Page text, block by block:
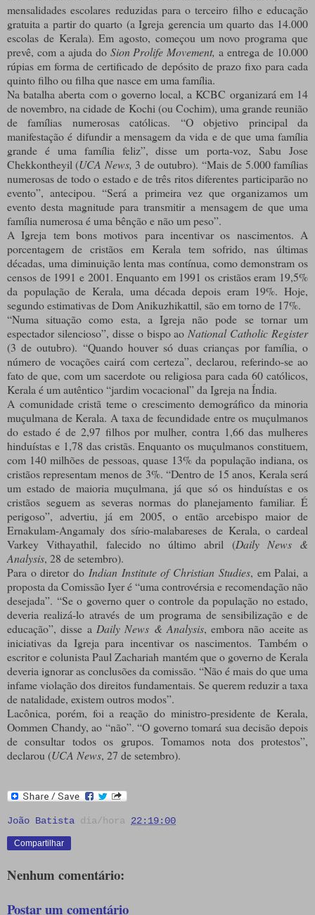
mensalidades escolares reduzidas para o terceiro filho e educação
gratuita a partir do quarto (a Igreja gerencia um quarto das 14.000
escolas de Kerala). Em agosto, começou um novo programa que
prevê, com a ajuda do Sion Prolife Movement, a entrega de 10.000
rúpias em forma de certificado de depósito de prazo fixo para cada
quinto filho ou filha que nasce em uma família.
Na batalha aberta com o governo local, a KCBC organizará em 14
de novembro, na cidade de Kochi (ou Cochim), uma grande reunião
de famílias numerosas católicas. “O objetivo principal da
manifestação é difundir a mensagem da vida e de que uma família
grande é uma família feliz”, disse um porta-voz, Sabu Jose
Chekkontheyil (UCA News, 3 de outubro). “Mais de 5.000 famílias
numerosas de todo o estado e de três ritos diferentes participarão no
evento”, antecipou. “Será a primeira vez que organizamos um
evento desta magnitude para transmitir a mensagem de que uma
família numerosa é uma bênção e não um peso”.
A Igreja tem bons motivos para incentivar os nascimentos. A
porcentagem de cristãos em Kerala tem sofrido, nas últimas
décadas, uma diminuição lenta mas contínua, como demonstram os
censos de 1991 e 2001. Enquanto em 1991 os cristãos eram 19,5%
da população de Kerala, uma década depois eram 19%. Hoje,
segundo estimativas de Dom Anikuzhikattil, são em torno de 17%.
“Numa situação como esta, a Igreja não pode se tornar um
espectador silencioso”, disse o bispo ao National Catholic Register
(3 de outubro). “Quando houver só duas crianças por família, o
número de vocações cairá com certeza”, declarou, referindo-se ao
fato de que, com um sacerdote ou religiosa para cada 60 católicos,
Kerala é um autêntico “jardim vocacional” da Igreja na Índia.
A comunidade cristã teme o crescimento demográfico da minoria
muçulmana de Kerala. A taxa de fecundidade entre os muçulmanos
do estado é de 2,97 filhos por mulher, contra 1,66 das mulheres
hinduístas e 1,78 das cristãs. Enquanto os muçulmanos constituem,
com 140 milhões de pessoas, quase 13% da população indiana, os
cristãos representam menos de 3%. “Dentro de 15 anos, Kerala será
um estado de maioria muçulmana, já que só os hinduístas e os
cristãos seguem as severas normas do planejamento familiar. É
perigoso”, advertiu, já em 2005, o então arcebispo maior de
Ernakulam-Angamaly dos sírio-malabareses de Kerala, o cardeal
Varkey Vithayathil, falecido no último abril (Daily News &
Analysis, 28 de setembro).
Para o diretor do Indian Institute of Christian Studies, em Palai, a
proposta da Comissão Iyer é “uma controvérsia e recomendação não
desejada”. “Se o governo quer o controle da população no estado,
deveria realizá-lo através de um programa de sensibilização e de
educação”, disse a Daily News & Analysis, embora não aceite as
iniciativas da Igreja para incentivar os nascimentos. Também o
escritor e colunista Paul Zachariah mantém que o governo de Kerala
deveria ignorar as conclusões da comissão. “Não é mais do que uma
infame violação dos direitos fundamentais. Se querem reduzir a taxa
de natalidade, existem outros modos”.
Lacônica, porém, foi a reação do ministro-presidente de Kerala,
Oommen Chandy, ao “não”. “O governo tomará sua decisão depois
de consultar todos os grupos. Tomamos nota dos protestos”,
declarou (UCA News, 27 de setembro).
João Batista dia/hora 22:19:00
Compartilhar
Nenhum comentário:
Postar um comentário